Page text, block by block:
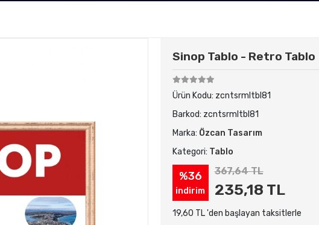
Sinop Tablo - Retro Tablo
Ürün Kodu: zcntsrmltbl81
Barkod: zcntsrmltbl81
Marka: Özcan Tasarım
Kategori: Tablo
%36
indirim
367,64 TL
235,18 TL
19,60 TL 'den başlayan taksitlerle